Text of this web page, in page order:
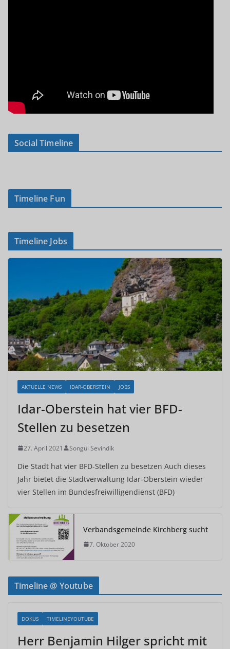
Social Timeline
Timeline Fun
Timeline Jobs
AKTUELLE NEWS IDAR-OBERSTEIN JOBS
Idar-Oberstein hat vier BFD-
Stellen zu besetzen
27. April 2021 Songül Sevindik
Die Stadt hat vier BFD-Stellen zu besetzen Auch dieses
Jahr bietet die Stadtverwaltung Idar-Oberstein wieder
vier Stellen im Bundesfreiwilligendienst (BFD)
Verbandsgemeinde Kirchberg sucht
7. Oktober 2020
Timeline @ Youtube
DOKUS TIMELINEYOUTUBE
Herr Benjamin Hilger spricht mit